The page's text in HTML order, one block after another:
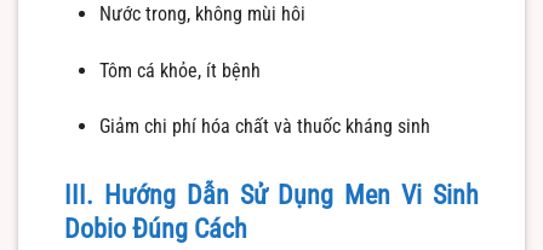
Nước trong, không mùi hôi
Tôm cá khỏe, ít bệnh
Giảm chi phí hóa chất và thuốc kháng sinh
III. Hướng Dẫn Sử Dụng Men Vi Sinh
Dobio Đúng Cách